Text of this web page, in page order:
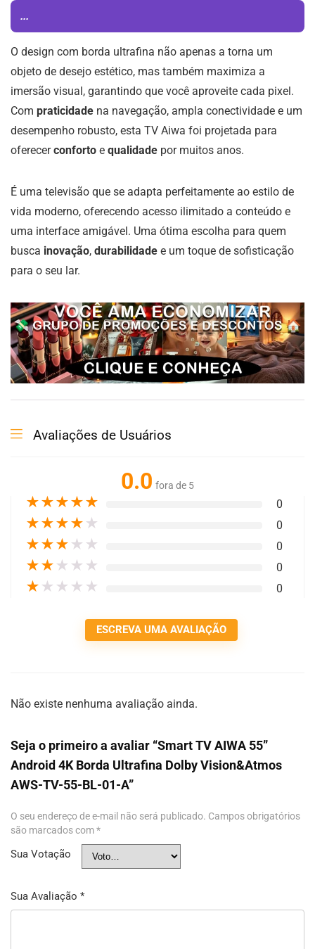
...
O design com borda ultrafina não apenas a torna um
objeto de desejo estético, mas também maximiza a
imersão visual, garantindo que você aproveite cada pixel.
Com praticidade na navegação, ampla conectividade e um
desempenho robusto, esta TV Aiwa foi projetada para
oferecerconforto e qualidade por muitos anos.
É uma televisão que se adapta perfeitamente ao estilo de
vida moderno, oferecendo acesso ilimitado a conteúdo e
uma interface amigável. Uma ótima escolha para quem
busca inovação, durabilidade e um toque de sofisticação
para o seu lar.
Avaliações de Usuários
0.0 fora de 5
★★★★★ 0
★★★★ ★ 0
★★★ ★ ★ 0
★★ ★ ★ ★ 0
★ ★ ★ ★ ★ 0
ESCREVA UMA AVALIAÇÃO
Não existe nenhuma avaliação ainda.
Seja o primeiro a avaliar “Smart TV AIWA 55”
Android 4K Borda Ultrafina Dolby Vision&Atmos
AWS-TV-55-BL-01-A”
O seu endereço de e-mail não será publicado. Campos obrigatórios
são marcados com*
Sua Votação
Sua Avaliação *